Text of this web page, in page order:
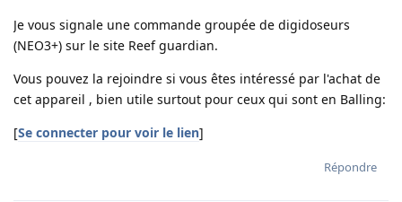
Je vous signale une commande groupée de digidoseurs
(NEO3+) sur le site Reef guardian.
Vous pouvez la rejoindre si vous êtes intéressé par l'achat de
cet appareil , bien utile surtout pour ceux qui sont en Balling:
[Se connecter pour voir le lien]
Répondre